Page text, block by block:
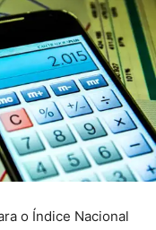
o Índice Nacional